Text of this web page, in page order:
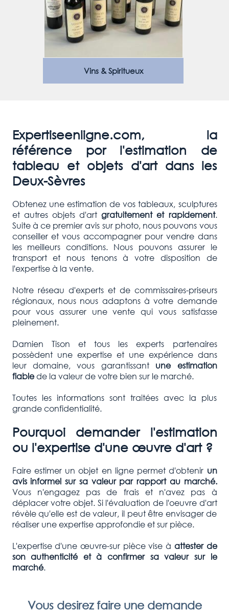
Vins & Spiritueux
Expertiseenligne.com, la
référence por l'estimation de
tableau et objets d'art dans les
Deux-Sèvres
Obtenez une estimation de vos tableaux, sculptures
et autres objets d'art gratuitement et rapidement.
Suite à ce premier avis sur photo, nous pouvons vous
conseiller et vous accompagner pour vendre dans
les meilleurs conditions. Nous pouvons assurer le
transport et nous tenons à votre disposition de
l'expertise à la vente.
Notre réseau d'experts et de commissaires-priseurs
régionaux, nous nous adaptons à votre demande
pour vous assurer une vente qui vous satisfasse
pleinement.
Damien Tison et tous les experts partenaires
possèdent une expertise et une expérience dans
leur domaine, vous garantissantune estimation
fiablede la valeur de votre bien sur le marché.
Toutes les informations sont traitées avec la plus
grande confidentialité.
Pourquoi demander l'estimation
ou l'expertise d'une œuvre d'art ?
Faire estimer un objet en ligne permet d'obtenir un
avis informel sur sa valeur par rapport au marché.
Vous n'engagez pas de frais et n'avez pas à
déplacer votre objet. Si l'évaluation de l'oeuvre d'art
révèle qu'elle est de valeur, il peut être envisager de
réaliser une expertise approfondie et sur pièce.
L'expertise d'une œuvre-sur pièce vise à attester de
son authenticité et à confirmer sa valeur sur le
marché.
Vous desirez faire une demande